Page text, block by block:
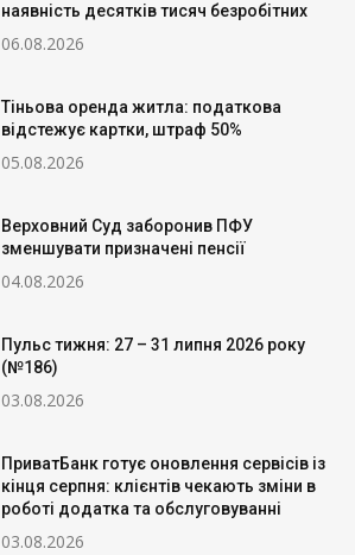
наявність десятків тисяч безробітних
06.08.2026
Тіньова оренда житла: податкова
відстежує картки, штраф 50%
05.08.2026
Верховний Суд заборонив ПФУ
зменшувати призначені пенсії
04.08.2026
Пульс тижня: 27 – 31 липня 2026 року
(№186)
03.08.2026
ПриватБанк готує оновлення сервісів із
кінця серпня: клієнтів чекають зміни в
роботі додатка та обслуговуванні
03.08.2026